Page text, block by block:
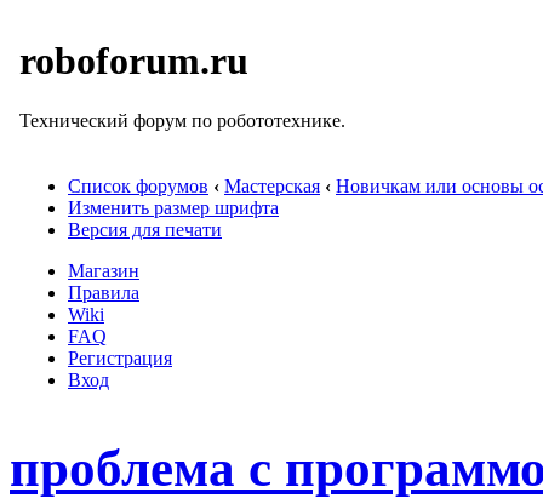
roboforum.ru
Технический форум по робототехнике.
Список форумов ‹ Мастерская ‹ Новичкам или основы
Изменить размер шрифта
Версия для печати
Магазин
Правила
Wiki
FAQ
Регистрация
Вход
проблема с